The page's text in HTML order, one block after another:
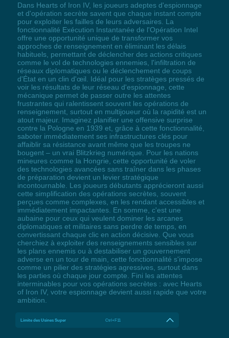
Dans Hearts of Iron IV, les joueurs adeptes d'espionnage
et d'opération secrète savent que chaque instant compte
pour exploiter les failles de leurs adversaires. La
fonctionnalité Exécution Instantanée de l'Opération Intel
offre une opportunité unique de transformer vos
approches de renseignement en éliminant les délais
habituels, permettant de déclencher des actions critiques
comme le vol de technologies ennemies, l'infiltration de
réseaux diplomatiques ou le déclenchement de coups
d'État en un clin d'œil. Idéal pour les stratèges pressés de
voir les résultats de leur réseau d'espionnage, cette
mécanique permet de passer outre les attentes
frustrantes qui ralentissent souvent les opérations de
renseignement, surtout en multijoueur où la rapidité est un
atout majeur. Imaginez planifier une offensive surprise
contre la Pologne en 1939 et, grâce à cette fonctionnalité,
saboter immédiatement ses infrastructures clés pour
affaiblir sa résistance avant même que les troupes ne
bougent – un vrai Blitzkrieg numérique. Pour les nations
mineures comme la Hongrie, cette opportunité de voler
des technologies avancées sans traîner dans les phases
de préparation devient un levier stratégique
incontournable. Les joueurs débutants apprécieront aussi
cette simplification des opérations secrètes, souvent
perçues comme complexes, en les rendant accessibles et
immédiatement impactantes. En somme, c'est une
aubaine pour ceux qui veulent dominer les arcanes
diplomatiques et militaires sans perdre de temps, en
convertissant chaque clic en action décisive. Que vous
cherchiez à exploiter des renseignements sensibles sur
les plans ennemis ou à destabiliser un gouvernement
adverse en un tour de main, cette fonctionnalité s'impose
comme un pilier des stratégies agressives, surtout dans
les parties où chaque jour compte. Fini les attentes
interminables pour vos opérations secrètes : avec Hearts
of Iron IV, votre espionnage devient aussi rapide que votre
ambition.
Limite des Usines Super Ctrl+F11